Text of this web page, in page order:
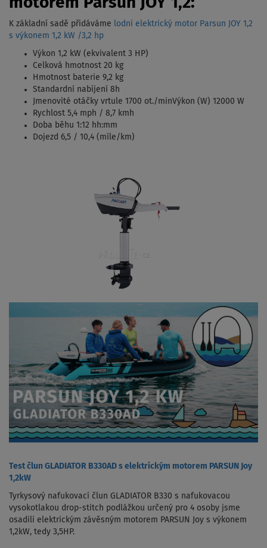
K základní sadě přidáváme
lodní elektrický motor Parsun JOY 1,2
s výkonem 1,2 kW /3,2 hp
Výkon 1,2 kW (ekvivalent 3 HP)
Celková hmotnost 20 kg
Hmotnost baterie 9,2 kg
Standardní nabíjení 8h
Jmenovité otáčky vrtule 1700 ot./minVýkon (W) 12000 W
Rychlost 5,4 mph / 8,7 kmh
Doba běhu 1:12 hh:mm
Dojezd 6,5 / 10,4 (míle/km)
Test člun GLADIATOR B330AD s elektrickým motorem PARSUN Joy
1,2kW
Tyrkysový nafukovací člun GLADIATOR B330 s nafukovacou
vysokotlakou drop-stitch podlážkou určený pro 4 osoby jsme
osadili elektrickým závěsným motorem PARSUN Joy s výkonem
1,2kW, tedy 3,5HP.